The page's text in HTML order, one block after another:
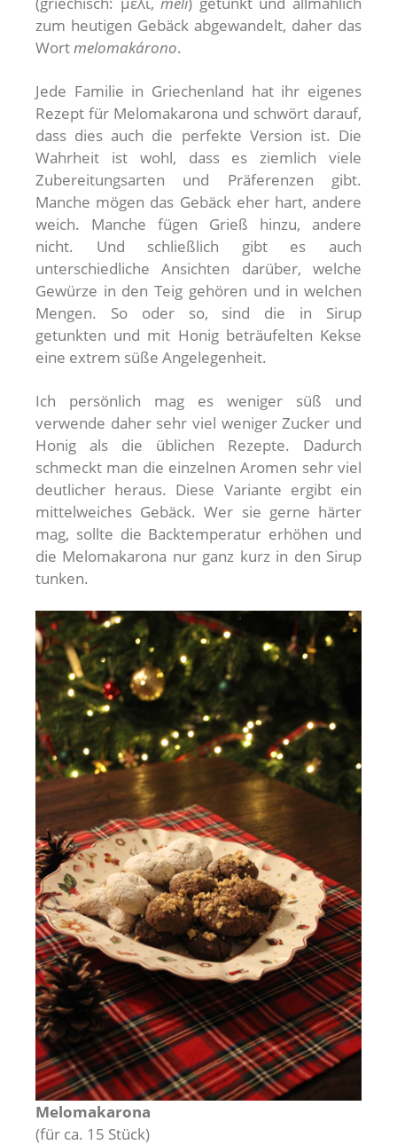
zum heutigen Gebäck abgewandelt, daher das
Wortmelomakárono.
Jede Familie in Griechenland hat ihr eigenes
Rezept für Melomakarona und schwört darauf,
dass dies auch die perfekte Version ist. Die
Wahrheit ist wohl, dass es ziemlich viele
Zubereitungsarten und Präferenzen gibt.
Manche mögen das Gebäck eher hart, andere
weich. Manche fügen Grieß hinzu, andere
nicht. Und schließlich gibt es auch
unterschiedliche Ansichten darüber, welche
Gewürze in den Teig gehören und in welchen
Mengen. So oder so, sind die in Sirup
getunkten und mit Honig beträufelten Kekse
eine extrem süße Angelegenheit.
Ich persönlich mag es weniger süß und
verwende daher sehr viel weniger Zucker und
Honig als die üblichen Rezepte. Dadurch
schmeckt man die einzelnen Aromen sehr viel
deutlicher heraus. Diese Variante ergibt ein
mittelweiches Gebäck. Wer sie gerne härter
mag, sollte die Backtemperatur erhöhen und
die Melomakarona nur ganz kurz in den Sirup
tunken.
Melomakarona
(für ca. 15 Stück)